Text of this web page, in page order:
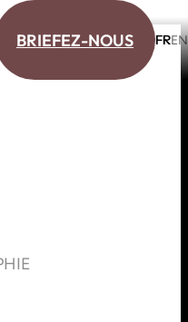
BRIEFEZ-NOUS FR
FR
EN
EN